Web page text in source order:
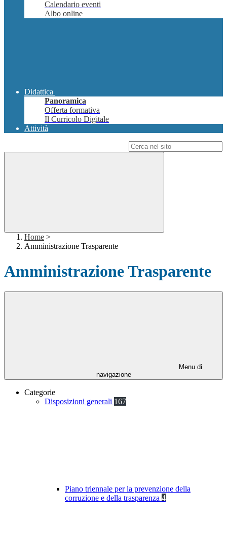
Calendario eventi
Albo online
Didattica
Panoramica
Offerta formativa
Il Curricolo Digitale
Attività
Home >
Amministrazione Trasparente
Amministrazione Trasparente
Menu di
navigazione
Categorie
Disposizioni generali 167
Piano triennale per la prevenzione della
corruzione e della trasparenza 4